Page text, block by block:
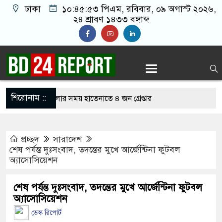
ঢাকা ১০:৪৫:৫৩ পিএম, রবিবার, ০৯ অগাস্ট ২০২৬,
২৪ শ্রাবণ ১৪৩৩ বঙ্গাব্দ
শিরোনাম ::
জুয়া খেলার সময় হাতেনাতে ৪ জন গ্রেপ্তার
অসহায় মায়ের মাথার চুল বিক্রি
অমায়িক ব্যবহার পান, জানালেন নারী
প্রচ্ছদ
সারাদেশ
শেষ পর্যন্ত দুঃসংবাদ, তদন্তের মুখে আর্জেন্টিনা ফুটবল
অ্যাসোসিয়েশন
শেষ পর্যন্ত দুঃসংবাদ, তদন্তের মুখে আর্জেন্টিনা ফুটবল
অ্যাসোসিয়েশন
ডেস্ক রিপোর্ট